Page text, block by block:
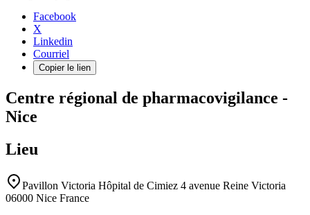
Facebook
X
Linkedin
Courriel
Copier le lien
Centre régional de pharmacovigilance -
Nice
Lieu
Pavillon Victoria Hôpital de Cimiez 4 avenue Reine Victoria
06000 Nice France